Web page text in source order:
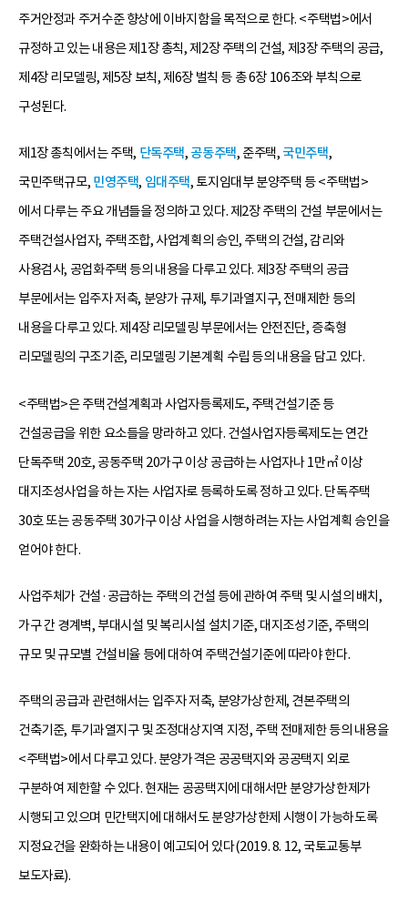
주거안정과 주거수준 향상에 이바지함을 목적으로 한다. <주택법>에서
규정하고 있는 내용은 제1장 총칙, 제2장 주택의 건설, 제3장 주택의 공급,
제4장 리모델링, 제5장 보칙, 제6장 벌칙 등 총 6장 106조와 부칙으로
구성된다.
제1장 총칙에서는 주택, 단독주택, 공동주택, 준주택, 국민주택,
국민주택규모, 민영주택, 임대주택, 토지임대부 분양주택 등 <주택법>
에서 다루는 주요 개념들을 정의하고 있다. 제2장 주택의 건설 부문에서는
주택건설사업자, 주택조합, 사업계획의 승인, 주택의 건설, 감리와
사용검사, 공업화주택 등의 내용을 다루고 있다. 제3장 주택의 공급
부문에서는 입주자 저축, 분양가 규제, 투기과열지구, 전매제한 등의
내용을 다루고 있다. 제4장 리모델링 부문에서는 안전진단, 증축형
리모델링의 구조기준, 리모델링 기본계획 수립 등의 내용을 담고 있다.
<주택법>은 주택건설계획과 사업자등록제도, 주택건설기준 등
건설공급을 위한 요소들을 망라하고 있다. 건설사업자등록제도는 연간
단독주택 20호, 공동주택 20가구 이상 공급하는 사업자나 1만㎡ 이상
대지조성사업을 하는 자는 사업자로 등록하도록 정하고 있다. 단독주택
30호 또는 공동주택 30가구 이상 사업을 시행하려는 자는 사업계획 승인을
얻어야 한다.
사업주체가 건설·공급하는 주택의 건설 등에 관하여 주택 및 시설의 배치,
가구 간 경계벽, 부대시설 및 복리시설 설치기준, 대지조성기준, 주택의
규모 및 규모별 건설비율 등에 대하여 주택건설기준에 따라야 한다.
주택의 공급과 관련해서는 입주자 저축, 분양가상한제, 견본주택의
건축기준, 투기과열지구 및 조정대상지역 지정, 주택 전매제한 등의 내용을
<주택법>에서 다루고 있다. 분양가격은 공공택지와 공공택지 외로
구분하여 제한할 수 있다. 현재는 공공택지에 대해서만 분양가상한제가
시행되고 있으며 민간택지에 대해서도 분양가상한제 시행이 가능하도록
지정요건을 완화하는 내용이 예고되어 있다(2019. 8. 12, 국토교통부
보도자료).